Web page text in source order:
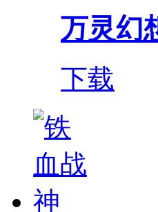
万灵幻
下载